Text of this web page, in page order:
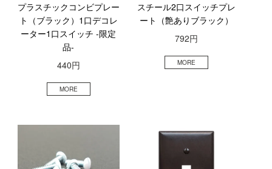
プラスチックコンビプレー
ト（ブラック）1口デコレ
ーター1口スイッチ -限定
品-
440円
スチール2口スイッチプレ
ート（艶ありブラック）
792円